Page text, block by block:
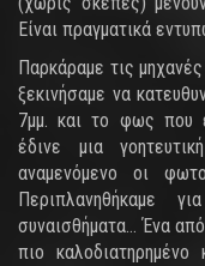
Είναι πραγματικά
Παρκάραμε τις
ξεκινήσαμε να
7μμ. και το φως που
έδινε μια
αναμενόμενο οι
Περιπλανηθήκαμε
συναισθήματα… Ένα
πιο